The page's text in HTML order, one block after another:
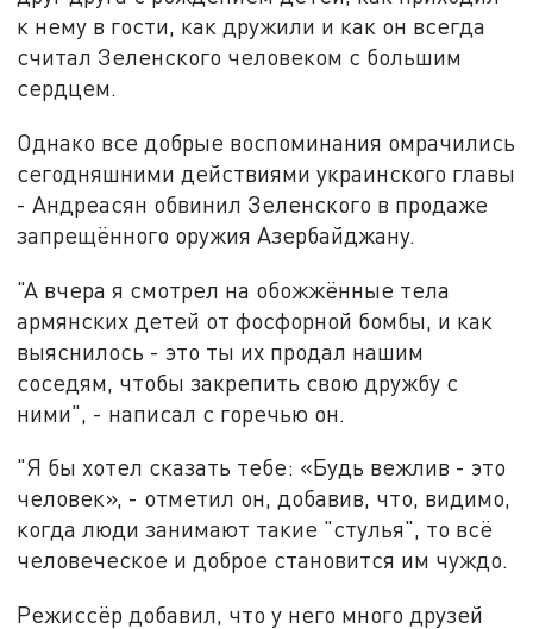
к нему в гости, как дружили и как он всегда
считал Зеленского человеком с большим
сердцем.
Однако все добрые воспоминания омрачились
сегодняшними действиями украинского главы
- Андреасян обвинил Зеленского в продаже
запрещённого оружия Азербайджану.
"А вчера я смотрел на обожжённые тела
армянских детей от фосфорной бомбы, и как
выяснилось - это ты их продал нашим
соседям, чтобы закрепить свою дружбу с
ними", - написал с горечью он.
"Я бы хотел сказать тебе: «Будь вежлив - это
человек», - отметил он, добавив, что, видимо,
когда люди занимают такие "стулья", то всё
человеческое и доброе становится им чуждо.
Режиссёр добавил, что у него много друзей